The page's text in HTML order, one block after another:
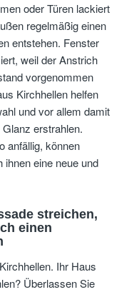
oder Türen lackiert
regelmäßig einen
entstehen. Fenster
weil der Anstrich
vorgenommen
Kirchhellen helfen
und vor allem damit
erstrahlen.
anfällig, können
eine neue und
streichen,
einen
Ihr Haus
Überlassen Sie